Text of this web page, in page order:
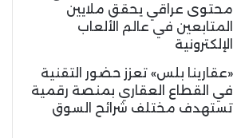
محتوى عراقي يحقق ملايين
المتابعين في عالم الألعاب
الإلكترونية
«عقارينا بلس» تعزز حضور التقنية
في القطاع العقاري بمنصة رقمية
تستهدف مختلف شرائح السوق